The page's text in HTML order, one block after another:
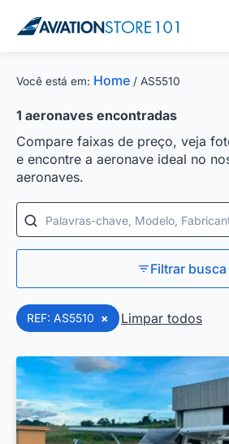
Você está em: Home / AS5510
1 aeronaves encontradas
Compare faixas de preço, veja
e encontre a aeronave ideal no
aeronaves.
Palavras-chave, Modelo,
Filtrar busca
REF: AS5510 × Limpar todos